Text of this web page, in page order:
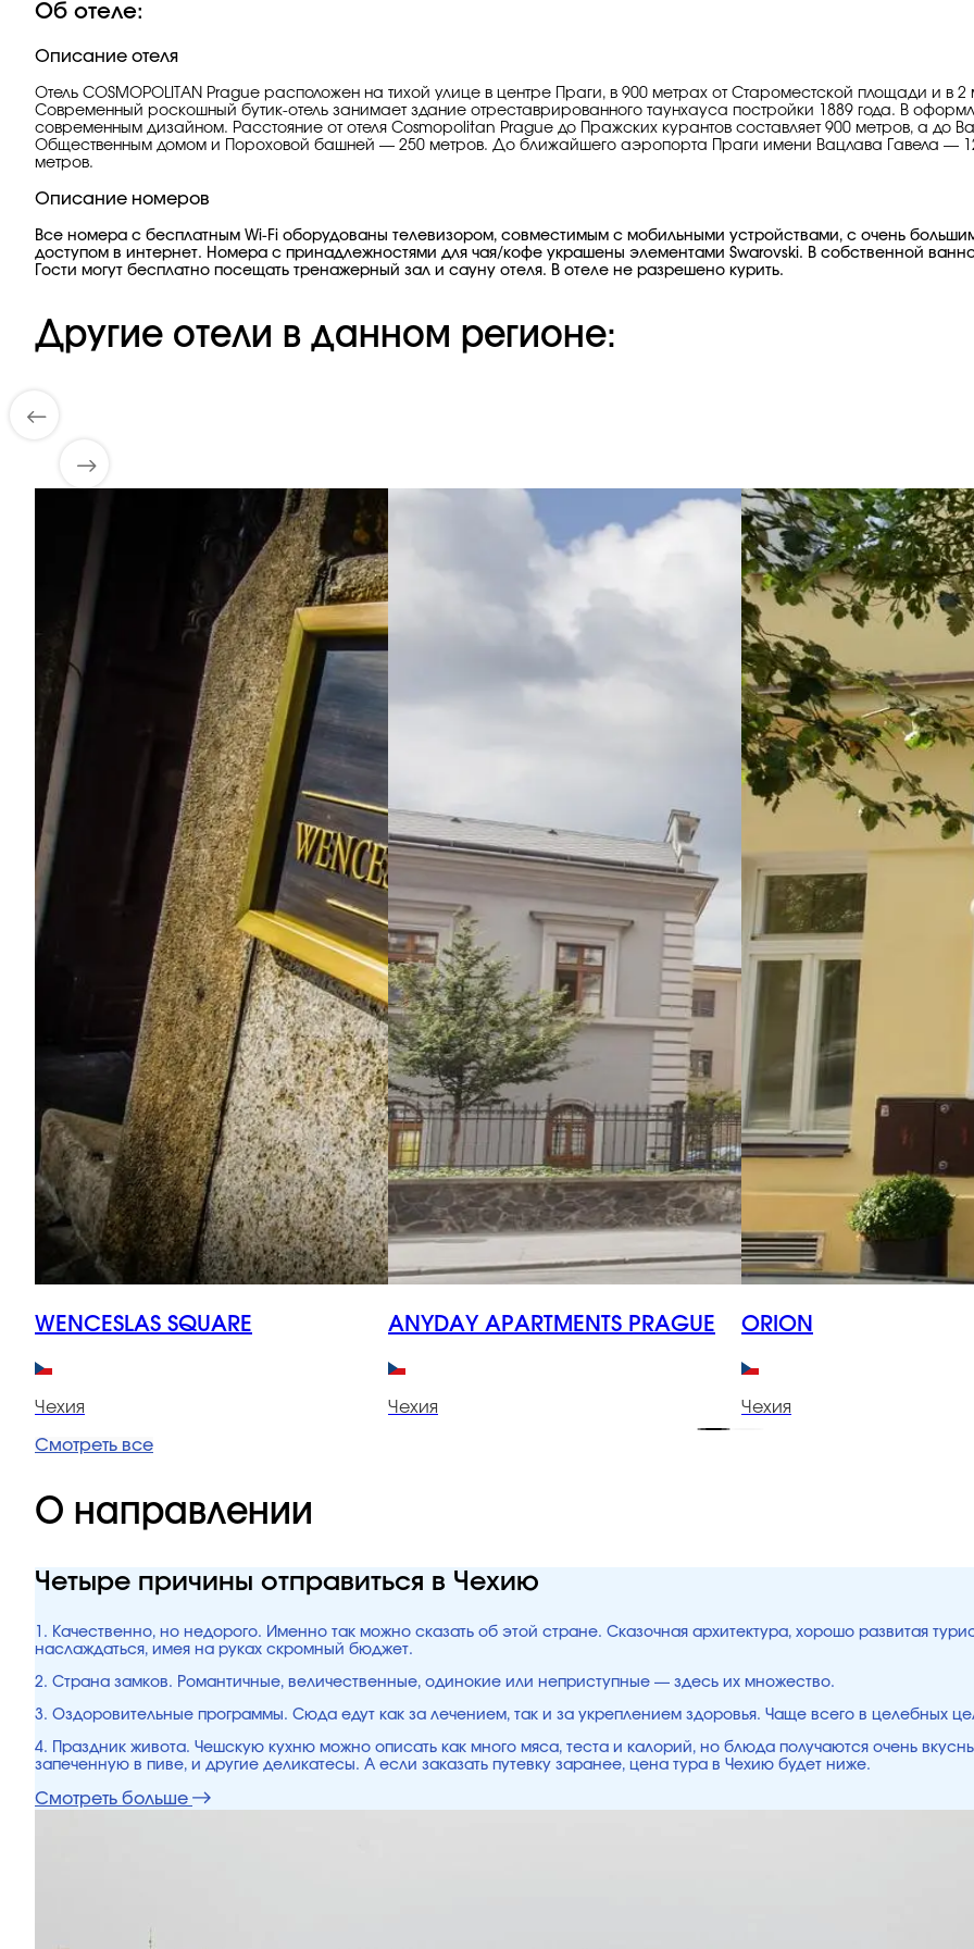
Об отеле:
Описание отеля
Отель COSMOPOLITAN Prague расположен на тихой улице в центре Праги, в 900 метрах от Староместской площади и в 2
Современный роскошный бутик-отель занимает здание отреставрированного таунхауса постройки 1889 года. В
современным дизайном. Расстояние от отеля Cosmopolitan Prague до Пражских курантов составляет 900 метров, а
Общественным домом и Пороховой башней — 250 метров. До ближайшего аэропорта Праги имени Вацлава Гавела —
метров.
Описание номеров
Все номера с бесплатным Wi-Fi оборудованы телевизором, совместимым с мобильными устройствами, с очень
доступом в интернет. Номера с принадлежностями для чая/кофе украшены элементами Swarovski. В собственной
Гости могут бесплатно посещать тренажерный зал и сауну отеля. В отеле не разрешено курить.
Другие отели в данном регионе:
WENCESLAS SQUARE
Чехия
ANYDAY APARTMENTS PRAGUE
Чехия
ORION
Чехия
Смотреть все
О направлении
Четыре причины отправиться в Чехию
1. Качественно, но недорого. Именно так можно сказать об этой стране. Сказочная архитектура, хорошо развитая
наслаждаться, имея на руках скромный бюджет.
2. Страна замков. Романтичные, величественные, одинокие или неприступные — здесь их множество.
3. Оздоровительные программы. Сюда едут как за лечением, так и за укреплением здоровья. Чаще всего в целебных
4. Праздник живота. Чешскую кухню можно описать как много мяса, теста и калорий, но блюда получаются очень
запеченную в пиве, и другие деликатесы. А если заказать путевку заранее, цена тура в Чехию будет ниже.
Смотреть больше